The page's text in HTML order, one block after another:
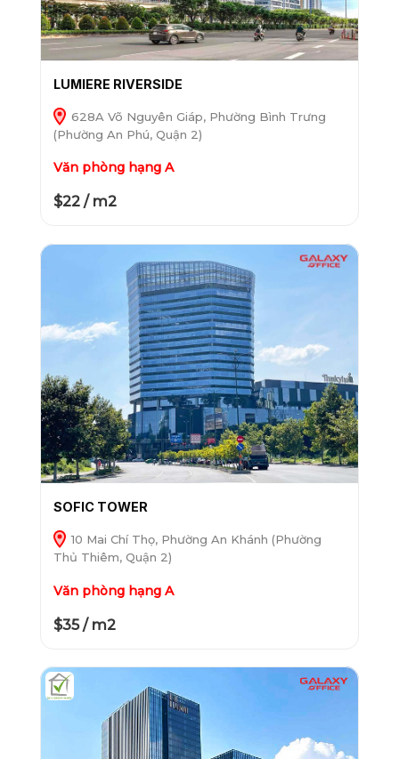
LUMIERE RIVERSIDE
628A Võ Nguyên Giáp, Phường Bình Trưng
(Phường An Phú, Quận 2)
Văn phòng hạng A
$22 / m2
SOFIC TOWER
10 Mai Chí Thọ, Phường An Khánh (Phường
Thủ Thiêm, Quận 2)
Văn phòng hạng A
$35 / m2